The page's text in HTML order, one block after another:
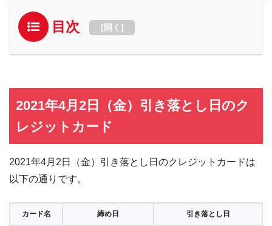
目次 [開く ]
2021年4月2日（金）引き落とし日のク
レジットカード
2021年4月2日（金）引き落とし日のクレジットカードは
以下の通りです。
カード名 締め日 引き落とし日